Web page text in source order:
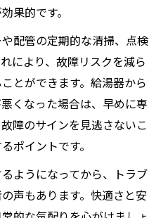
果的です。
配管の定期的な清掃、点検
により、故障リスクを減ら
とができます。給湯器から
くなった場合は、早めに専
障のサインを見逃さないこ
ポイントです。
ようになってから、トラブ
声もあります。快適さと安